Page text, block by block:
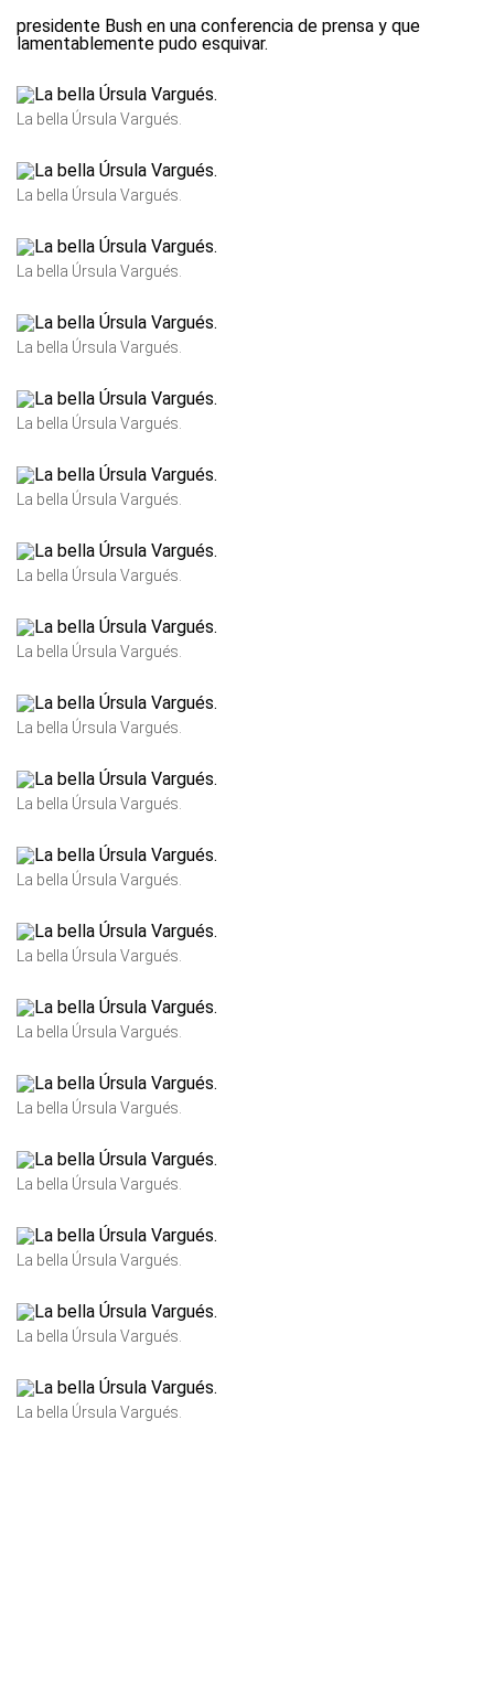
presidente Bush en una conferencia de prensa y que
lamentablemente pudo esquivar.
La bella Úrsula Vargués.
La bella Úrsula Vargués.
La bella Úrsula Vargués.
La bella Úrsula Vargués.
La bella Úrsula Vargués.
La bella Úrsula Vargués.
La bella Úrsula Vargués.
La bella Úrsula Vargués.
La bella Úrsula Vargués.
La bella Úrsula Vargués.
La bella Úrsula Vargués.
La bella Úrsula Vargués.
La bella Úrsula Vargués.
La bella Úrsula Vargués.
La bella Úrsula Vargués.
La bella Úrsula Vargués.
La bella Úrsula Vargués.
La bella Úrsula Vargués.